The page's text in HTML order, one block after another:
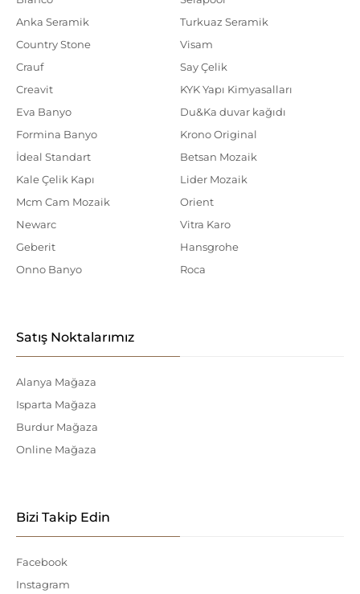
Anka Seramik
Country Stone
Crauf
Creavit
Eva Banyo
Formina Banyo
İdeal Standart
Kale Çelik Kapı
Mcm Cam Mozaik
Newarc
Geberit
Onno Banyo
Turkuaz Seramik
Visam
Say Çelik
KYK Yapı Kimyasalları
Du&Ka duvar kağıdı
Krono Original
Betsan Mozaik
Lider Mozaik
Orient
Vitra Karo
Hansgrohe
Roca
Satış Noktalarımız
Alanya Mağaza
Isparta Mağaza
Burdur Mağaza
Online Mağaza
Bizi Takip Edin
Facebook
Instagram